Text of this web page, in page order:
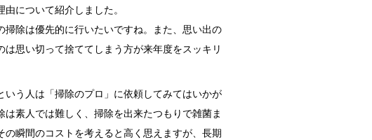
について紹介しました。
除は優先的に行いたいですね。また、思い出の
思い切って捨ててしまう方が来年度をスッキリ
う人は「掃除のプロ」に依頼してみてはいかが
素人では難しく、掃除を出来たつもりで雑菌ま
瞬間のコストを考えると高く思えますが、長期